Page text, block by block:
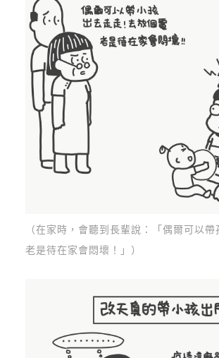
（在家時，會聽到長輩說：「偶爾可以帶
老是待在家會悶壞！」）